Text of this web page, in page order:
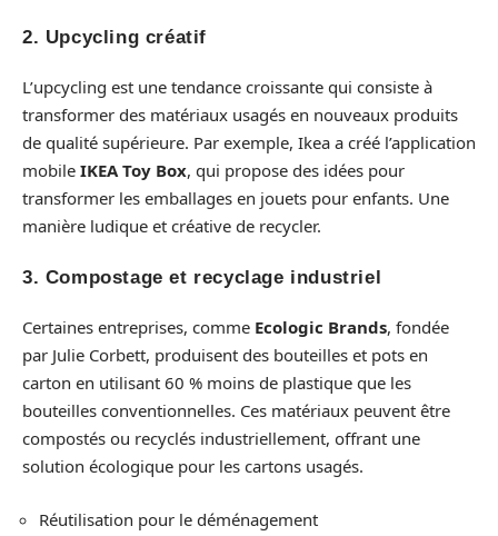
2. Upcycling créatif
L’upcycling est une tendance croissante qui consiste à
transformer des matériaux usagés en nouveaux produits
de qualité supérieure. Par exemple, Ikea a créé l’application
mobile IKEA Toy Box, qui propose des idées pour
transformer les emballages en jouets pour enfants. Une
manière ludique et créative de recycler.
3. Compostage et recyclage industriel
Certaines entreprises, comme Ecologic Brands, fondée
par Julie Corbett, produisent des bouteilles et pots en
carton en utilisant 60 % moins de plastique que les
bouteilles conventionnelles. Ces matériaux peuvent être
compostés ou recyclés industriellement, offrant une
solution écologique pour les cartons usagés.
Réutilisation pour le déménagement